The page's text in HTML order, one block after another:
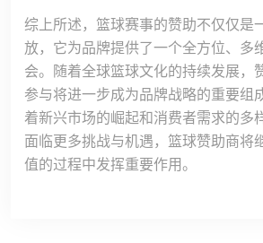
综上所述，篮球赛事的赞助不仅仅是
放，它为品牌提供了一个全方位、多
会。随着全球篮球文化的持续发展，
参与将进一步成为品牌战略的重要组
着新兴市场的崛起和消费者需求的多
面临更多挑战与机遇，篮球赞助商将
值的过程中发挥重要作用。